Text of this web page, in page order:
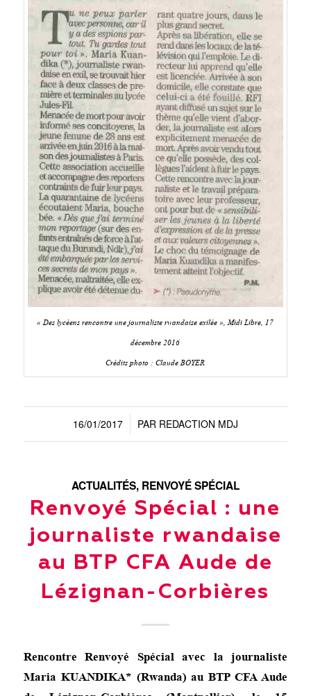
« Des lycéens rencontre une journaliste rwandaise exilée », Midi Libre, 17
décembre 2016
Crédits photo : Claude BOYER
16/01/2017
/ PAR REDACTION MDJ
ACTUALITÉS, RENVOYÉ SPÉCIAL
Renvoyé Spécial : une
journaliste rwandaise
au BTP CFA Aude de
Lézignan-Corbières
Rencontre Renvoyé Spécial avec la journaliste
Maria KUANDIKA* (Rwanda) au BTP CFA Aude